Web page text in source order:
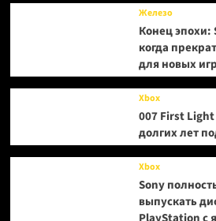
Железо
Конец эпохи:
когда
для новых
Xbox
007 First
долгих лет
Xbox
Sony
выпускать